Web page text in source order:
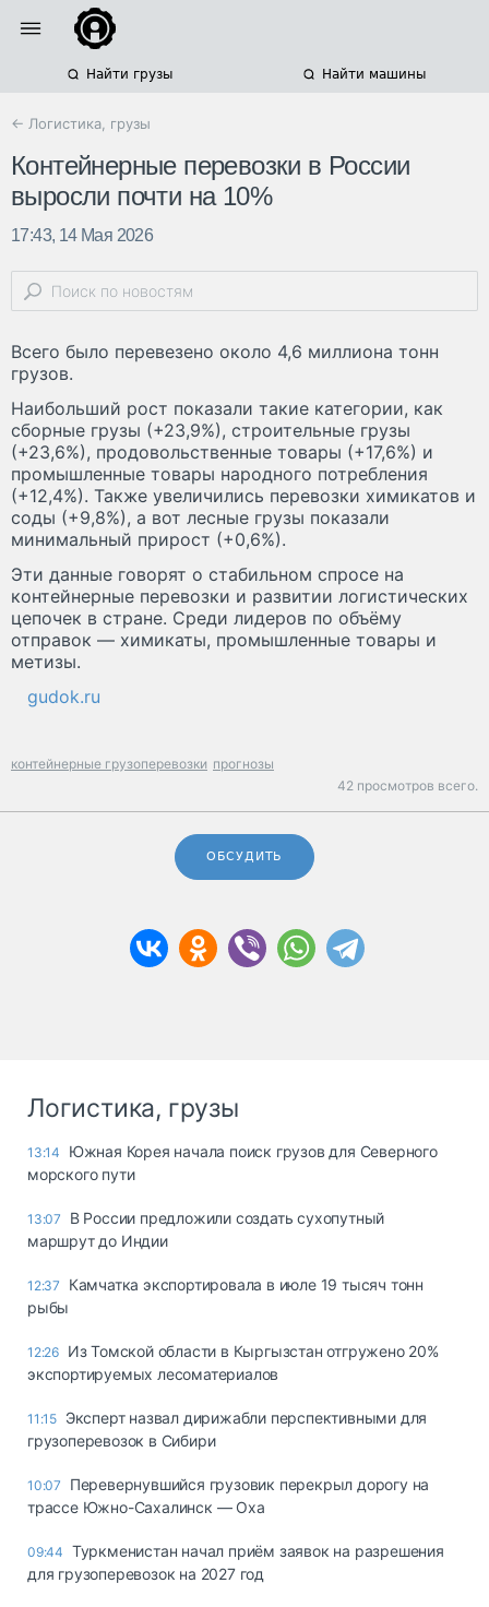
Найти грузы Найти машины
← Логистика, грузы
Контейнерные перевозки в России
выросли почти на 10%
17:43, 14 Мая 2026
Всего было перевезено около 4,6 миллиона тонн
грузов.
Наибольший рост показали такие категории, как
сборные грузы (+23,9%), строительные грузы
(+23,6%), продовольственные товары (+17,6%) и
промышленные товары народного потребления
(+12,4%). Также увеличились перевозки химикатов и
соды (+9,8%), а вот лесные грузы показали
минимальный прирост (+0,6%).
Эти данные говорят о стабильном спросе на
контейнерные перевозки и развитии логистических
цепочек в стране. Среди лидеров по объёму
отправок — химикаты, промышленные товары и
метизы.
gudok.ru
контейнерные грузоперевозки прогнозы
42 просмотров всего.
ОБСУДИТЬ
Логистика, грузы
13:14
Южная Корея начала поиск грузов для Северного
морского пути
13:07
В России предложили создать сухопутный
маршрут до Индии
12:37
Камчатка экспортировала в июле 19 тысяч тонн
рыбы
12:26 Из Томской области в Кыргызстан отгружено 20%
экспортируемых лесоматериалов
11:15 Эксперт назвал дирижабли перспективными для
грузоперевозок в Сибири
10:07
Перевернувшийся грузовик перекрыл дорогу на
трассе Южно-Сахалинск — Оха
09:44 Туркменистан начал приём заявок на разрешения
для грузоперевозок на 2027 год